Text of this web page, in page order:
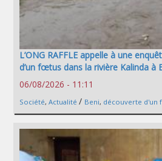
L’ONG RAFFLE appelle à une
d’un fœtus dans la rivière Kalinda à
06/08/2026 - 11:11
Société, Actualité / Beni, découverte d'un